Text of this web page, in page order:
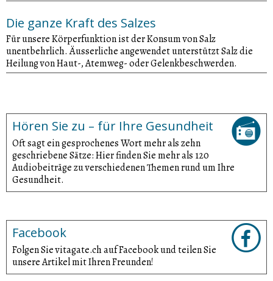
Die ganze Kraft des Salzes
Für unsere Körperfunktion ist der Konsum von Salz
unentbehrlich. Äusserliche angewendet unterstützt Salz die
Heilung von Haut-, Atemweg- oder Gelenkbeschwerden.
Hören Sie zu – für Ihre Gesundheit
Oft sagt ein gesprochenes Wort mehr als zehn
geschriebene Sätze: Hier finden Sie mehr als 120
Audiobeiträge zu verschiedenen Themen rund um Ihre
Gesundheit.
Facebook
Folgen Sie vitagate.ch auf Facebook und teilen Sie
unsere Artikel mit Ihren Freunden!